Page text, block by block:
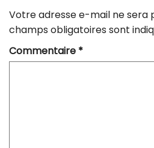
Votre adresse e-mail ne sera
champs obligatoires sont
Commentaire *